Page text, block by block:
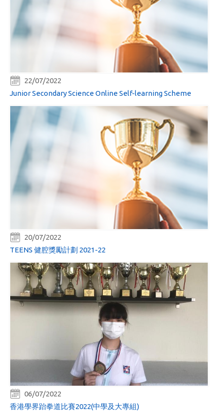
22/07/2022
Junior Secondary Science Online Self-learning Scheme
20/07/2022
TEENS 健腔獎勵計劃 2021-22
06/07/2022
香港學界跆拳道比賽2022(中學及大專組)